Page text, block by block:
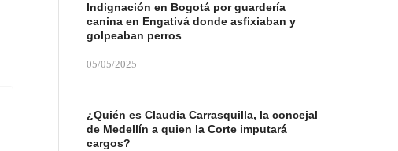
Indignación en Bogotá por guardería
canina en Engativá donde asfixiaban y
golpeaban perros
05/05/2025
¿Quién es Claudia Carrasquilla, la concejal
de Medellín a quien la Corte imputará
cargos?